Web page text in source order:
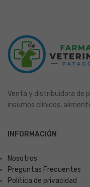
Venta y distribuidora de
insumos clínicos,
INFORMACIÓN
Nosotros
Preguntas Frecuentes
Política de privacidad